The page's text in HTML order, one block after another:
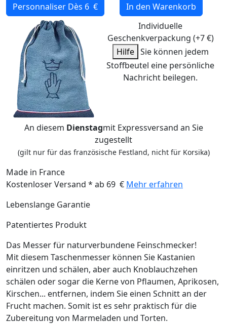
Personnaliser Dès 6 €
In den Warenkorb
Individuelle
Geschenkverpackung (+7 €)
Hilfe Sie können jedem
Stoffbeutel eine persönliche
Nachricht beilegen.
An diesem Dienstagmit Expressversand an Sie
zugestellt
(gilt nur für das französische Festland, nicht für Korsika)
Made in France
Kostenloser Versand * ab 69 € Mehr erfahren
Lebenslange Garantie
Patentiertes Produkt
Das Messer für naturverbundene Feinschmecker!
Mit diesem Taschenmesser können Sie Kastanien
einritzen und schälen, aber auch Knoblauchzehen
schälen oder sogar die Kerne von Pflaumen, Aprikosen,
Kirschen... entfernen, indem Sie einen Schnitt an der
Frucht machen. Somit ist es sehr praktisch für die
Zubereitung von Marmeladen und Torten.